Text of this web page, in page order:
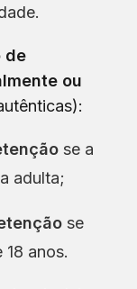
de
ou
se a
adulta;
se
anos.